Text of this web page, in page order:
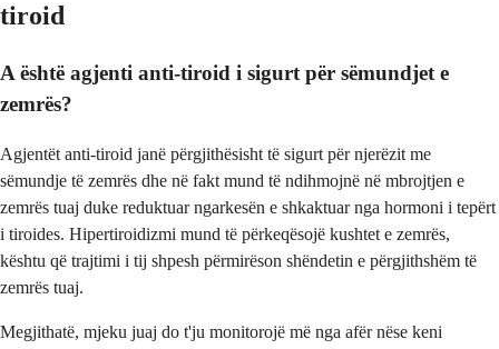
tiroid
A është agjenti anti-tiroid i sigurt për sëmundjet e
zemrës?
Agjentët anti-tiroid janë përgjithësisht të sigurt për njerëzit me
sëmundje të zemrës dhe në fakt mund të ndihmojnë në mbrojtjen e
zemrës tuaj duke reduktuar ngarkesën e shkaktuar nga hormoni i tepërt
i tiroides. Hipertiroidizmi mund të përkeqësojë kushtet e zemrës,
kështu që trajtimi i tij shpesh përmirëson shëndetin e përgjithshëm të
zemrës tuaj.
Megjithatë, mjeku juaj do t'ju monitorojë më nga afër nëse keni